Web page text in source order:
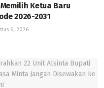
Ketua Baru
2026-2031
6, 2026